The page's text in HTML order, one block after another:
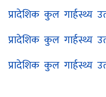
प्रादेशिक कुल गार्हस्थ्य
प्रादेशिक कुल गार्हस्थ्य
प्रादेशिक कुल गार्हस्थ्य